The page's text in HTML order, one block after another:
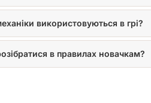
використовуються в грі?
в правилах новачкам?